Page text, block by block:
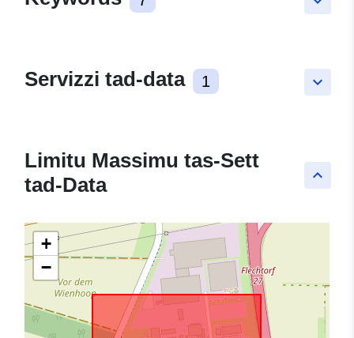
keyboard_arrow_down
Servizzi tad-data 1
keyboard_arrow_up
Limitu Massimu tas-Sett
tad-Data
+
−